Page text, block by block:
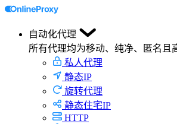
自动化代理
所有代理均为移动、纯净、匿名且
私人代理
静态IP
旋转代理
静态住宅IP
HTTP